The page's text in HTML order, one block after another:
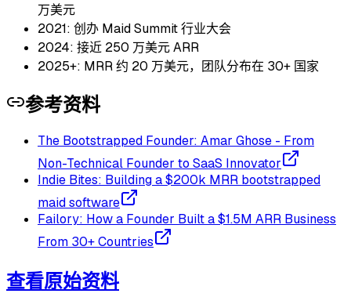
万美元
2021: 创办 Maid Summit 行业大会
2024: 接近 250 万美元 ARR
2025+: MRR 约 20 万美元，团队分布在 30+ 国家
参考资料
The Bootstrapped Founder: Amar Ghose - From
Non-Technical Founder to SaaS Innovator
Indie Bites: Building a $200k MRR bootstrapped
maid software
Failory: How a Founder Built a $1.5M ARR Business
From 30+ Countries
查看原始资料